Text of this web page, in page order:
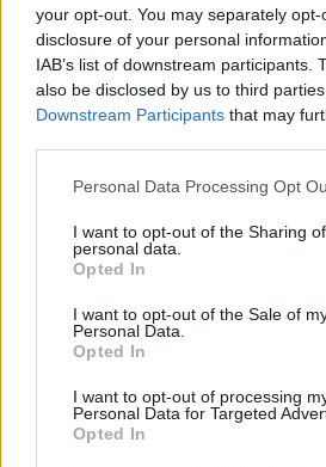
your opt-out. You may separately
disclosure of your personal
IAB’s list of downstream participants.
also be disclosed by us to third
Downstream Participants that may
Personal Data Processing Opt
I want to opt-out of the Sharing
personal data.
Opted In
I want to opt-out of the Sale of
Personal Data.
Opted In
I want to opt-out of processing
Personal Data for Targeted
Opted In